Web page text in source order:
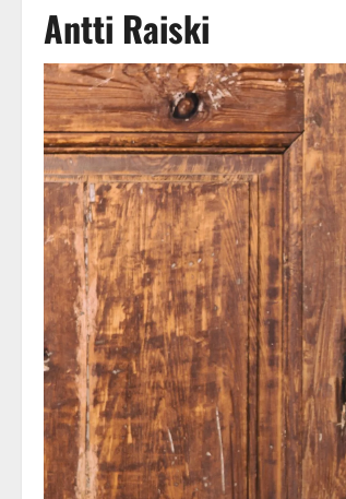
Antti Raiski